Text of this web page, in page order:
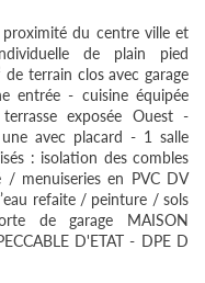
proximité du centre ville et
de plain pied
terrain clos avec garage
entrée - cuisine équipée
exposée Ouest -
avec placard - 1 salle
: isolation des combles
menuiseries en PVC DV
refaite / peinture / sols
de garage MAISON
D'ETAT - DPE D